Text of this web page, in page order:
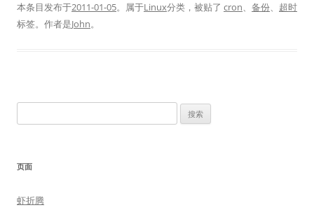
本条目发布于2011-01-05。属于Linux分类，被贴了 cron、 备份、 超时
标签。 作者是John。
索：
页面
虾折腾